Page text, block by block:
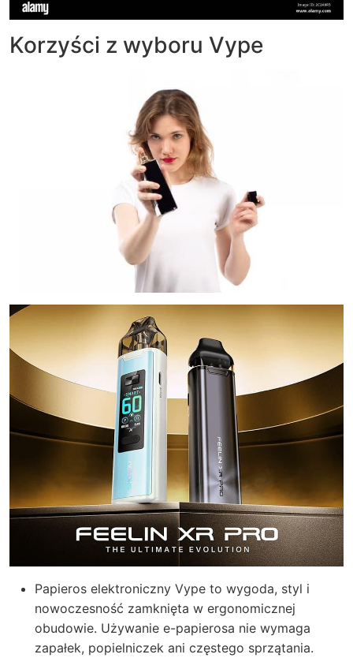
Korzyści z wyboru Vype
Papieros elektroniczny Vype to wygoda, styl i
nowoczesność zamknięta w ergonomicznej
obudowie. Używanie e-papierosa nie wymaga
zapałek, popielniczek ani częstego sprzątania.